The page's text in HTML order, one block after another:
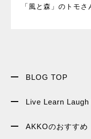
「風と森」のトモ
BLOG TOP
Live Learn Laugh
AKKOのおすすめ